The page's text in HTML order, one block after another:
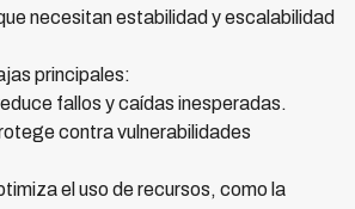
necesitan estabilidad y escalabilidad
principales:
fallos y caídas inesperadas.
contra vulnerabilidades
el uso de recursos, como la